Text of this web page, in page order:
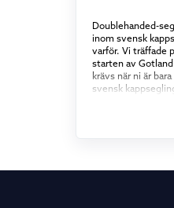
Doublehanded-
inom svensk
varför. Vi träffade
starten av
krävs när ni är
svensk
personer
senaste och ett
tecken på att